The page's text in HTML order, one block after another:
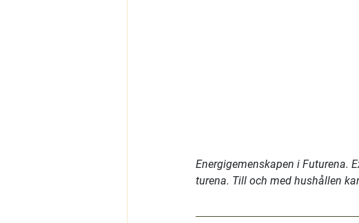
Energigemenskapen i Futurena.
turena. Till och med hushållen